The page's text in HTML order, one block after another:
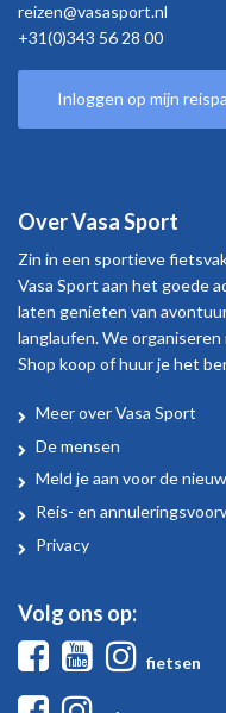
reizen@vasasport.nl
+31(0)343 56 28 00
Inloggen op mijn
Over Vasa Sport
Zin in een sportieve
Vasa Sport aan het goede
laten genieten van
langlaufen. We
Shop koop of huur je het
Over
Vasa
Sport
Meer over Vasa Sport
De mensen
Meld je aan voor de
Reis- en
Privacy
Volg ons op:
FacebookYoutube
fietsen
Facebook